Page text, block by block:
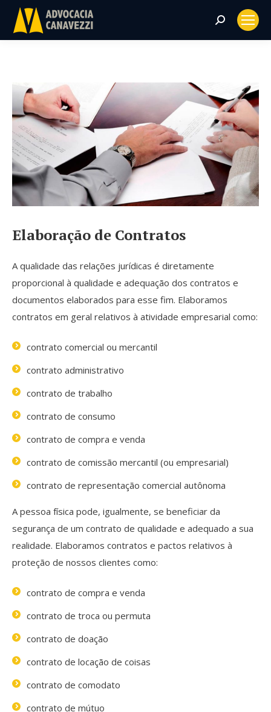
Search:
Elaboração de Contratos
A qualidade das relações jurídicas é diretamente
proporcional à qualidade e adequação dos contratos e
documentos elaborados para esse fim. Elaboramos
contratos em geral relativos à atividade empresarial como:
contrato comercial ou mercantil
contrato administrativo
contrato de trabalho
contrato de consumo
contrato de compra e venda
contrato de comissão mercantil (ou empresarial)
contrato de representação comercial autônoma
A pessoa física pode, igualmente, se beneficiar da
segurança de um contrato de qualidade e adequado a sua
realidade. Elaboramos contratos e pactos relativos à
proteção de nossos clientes como:
contrato de compra e venda
contrato de troca ou permuta
contrato de doação
contrato de locação de coisas
contrato de comodato
contrato de mútuo